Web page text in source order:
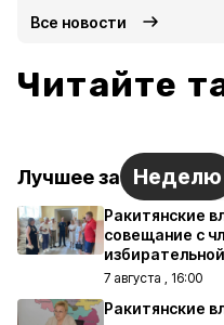
Все новости
Читайте
Лучшее за Неделю
Ракитянские
совещание с
7 августа , 16:00
Ракитянские